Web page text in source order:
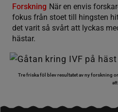
Forskning När en envis
fokus från stoet till hingsten
det varit så svårt att lyckas
hästar.
Tre friska föl blev resultatet av ny forskning